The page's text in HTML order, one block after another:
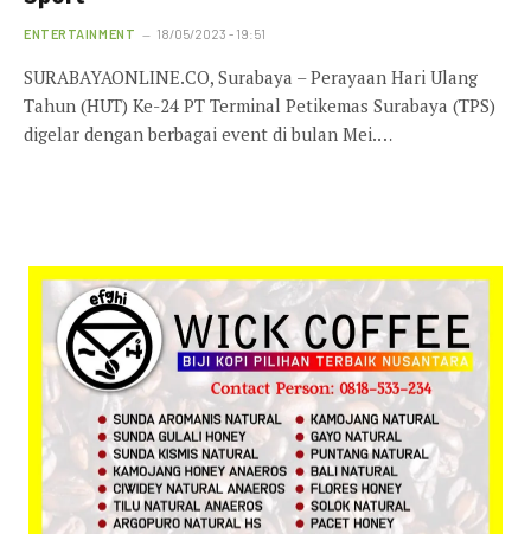
ENTERTAINMENT 18/05/2023 - 19:51
SURABAYAONLINE.CO, Surabaya – Perayaan Hari Ulang
Tahun (HUT) Ke-24 PT Terminal Petikemas Surabaya (TPS)
digelar dengan berbagai event di bulan Mei.…